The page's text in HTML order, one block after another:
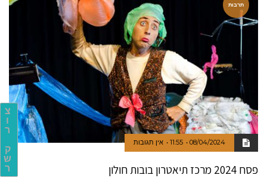
צ
ו
ר
ק
ש
ר
תרבות
08/04/2024
11:55 אין תגובות
פסח 2024 מרכז תיאטרון בובות חולון